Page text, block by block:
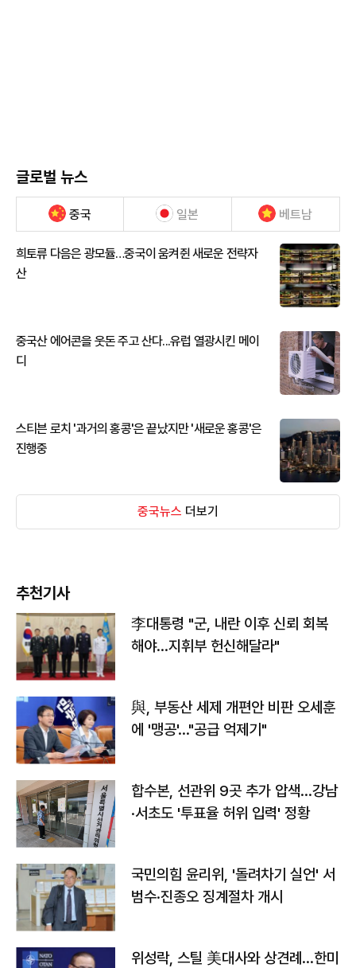
글로벌 뉴스
중국 일본 베트남
희토류 다음은 광모듈…중국이 움켜쥔 새로운 전략자
산
중국산 에어콘을 웃돈 주고 산다...유럽 열광시킨 메이
디
스티븐 로치 '과거의 홍콩'은 끝났지만 '새로운 홍콩'은
진행중
중국뉴스 더보기
추천기사
李대통령 "군, 내란 이후 신뢰 회복
해야…지휘부 헌신해달라"
與, 부동산 세제 개편안 비판 오세훈
에 '맹공'…"공급 억제기"
합수본, 선관위 9곳 추가 압색…강남
·서초도 '투표율 허위 입력' 정황
국민의힘 윤리위, '돌려차기 실언' 서
범수·진종오 징계절차 개시
위성락, 스틸 美대사와 상견례…한미